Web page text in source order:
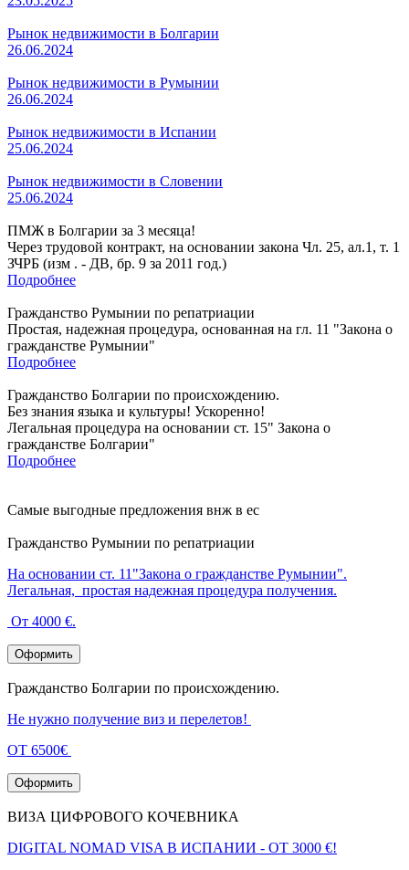
Рынок недвижимости в Болгарии
26.06.2024
Рынок недвижимости в Румынии
26.06.2024
Рынок недвижимости в Испании
25.06.2024
Рынок недвижимости в Словении
25.06.2024
ПМЖ в Болгарии за 3 месяца!
Через трудовой контракт, на основании закона Чл. 25, ал.1, т. 1
ЗЧРБ (изм . - ДВ, бр. 9 за 2011 год.)
Подробнее
Гражданство Румынии по репатриации
Простая, надежная процедура, основанная на гл. 11 "Закона о
гражданстве Румынии"
Подробнее
Гражданство Болгарии по происхождению.
Без знания языка и культуры! Ускоренно!
Легальная процедура на основании ст. 15" Закона о
гражданстве Болгарии"
Подробнее
Самые выгодные предложения внж в ес
Гражданство Румынии по репатриации
На основании ст. 11"Закона о гражданстве Румынии".
Легальная, простая надежная процедура получения.
От 4000 €.
Оформить
Гражданство Болгарии по происхождению.
Не нужно получение виз и перелетов!
ОТ 6500€
Оформить
ВИЗА ЦИФРОВОГО КОЧЕВНИКА
DIGITAL NOMAD VISA В ИСПАНИИ - ОТ 3000 €!